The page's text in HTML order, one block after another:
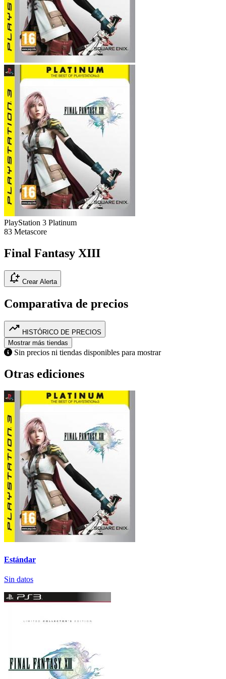
PlayStation 3 Platinum
83 Metascore
Final Fantasy XIII
notification_add Crear Alerta
Comparativa de precios
trending_up HISTÓRICO DE PRECIOS
Mostrar más tiendas
Sin precios ni tiendas disponibles para mostrar
Otras ediciones
Estándar
Sin datos